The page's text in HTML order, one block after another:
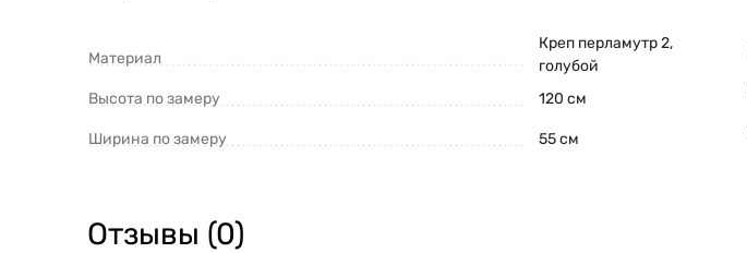
Материал
Креп перламутр 2,
голубой
Высота по замеру
120 см
Ширина по замеру 55 см
Отзывы (0)